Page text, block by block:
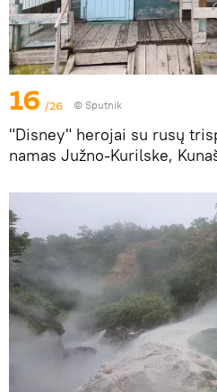
16 /26 © Sputnik
"Disney" herojai su rusų
namas Južno-Kurilske,